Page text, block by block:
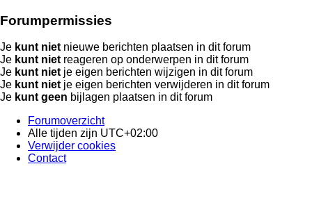
Forumpermissies
Je kunt niet nieuwe berichten plaatsen in dit forum
Je kunt niet reageren op onderwerpen in dit forum
Je kunt niet je eigen berichten wijzigen in dit forum
Je kunt niet je eigen berichten verwijderen in dit forum
Je kunt geen bijlagen plaatsen in dit forum
Forumoverzicht
Alle tijden zijn UTC+02:00
Verwijder cookies
Contact